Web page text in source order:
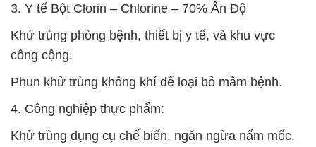
3. Y tế Bột Clorin – Chlorine – 70% Ấn Độ
Khử trùng phòng bệnh, thiết bị y tế, và khu vực
công cộng.
Phun khử trùng không khí để loại bỏ mầm bệnh.
4. Công nghiệp thực phẩm:
Khử trùng dụng cụ chế biến, ngăn ngừa nấm mốc.